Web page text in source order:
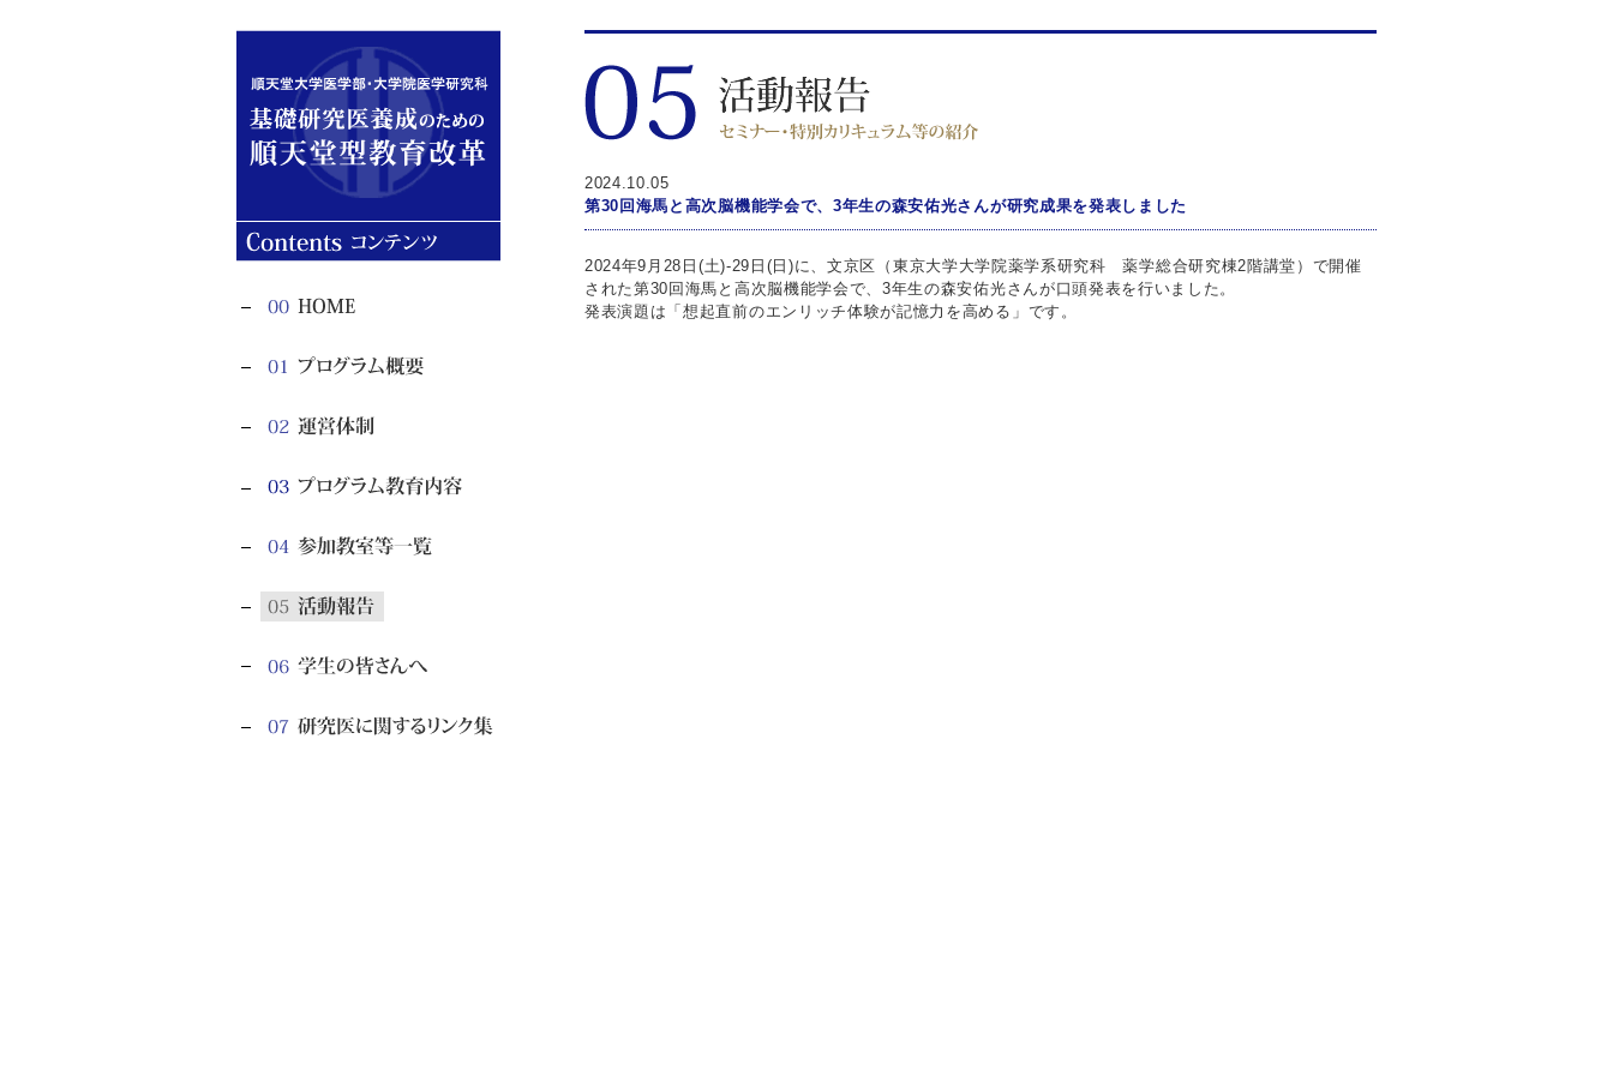
2024.10.05
第30回海馬と高次脳機能学会で、3年生の森安佑光さんが研究成果を発表しました
2024年9月28日(土)-29日(日)に、文京区（東京大学大学院薬学系研究科 薬学総合研究棟2階講堂）で開催
された第30回海馬と高次脳機能学会で、3年生の森安佑光さんが口頭発表を行いました。
発表演題は「想起直前のエンリッチ体験が記憶力を高める」です。